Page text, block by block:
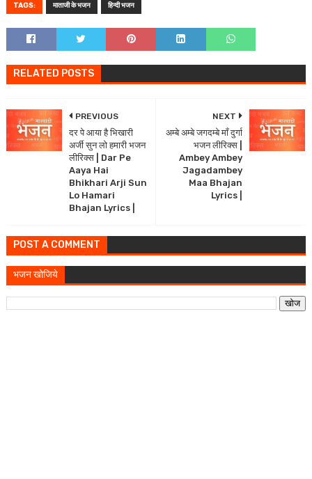
TAGS: माताजी के भजन हिन्दी भजन
RELATED POSTS
NEXT
अम्बे अम्बे जगदम्बे माँ दुर्गा
भजन लीरिक्स |
Ambey Ambey
Jagadambey
Maa Bhajan
Lyrics |
PREVIOUS
दर पे आया है भिखारी
अर्जी सुन लो हमारी भजन
लीरिक्स | Dar Pe
Aaya Hai
Bhikhari Arji Sun
Lo Hamari
Bhajan Lyrics |
POST A COMMENT
भजन खोजिये